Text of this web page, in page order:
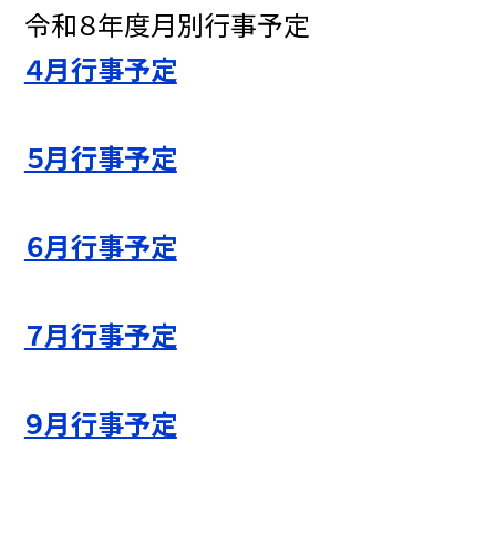
令和８年度月別行事予定
４月行事予定
５月行事予定
６月行事予定
７月行事予定
９月行事予定